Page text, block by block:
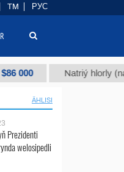
Natriý hlorly (nahar
ÄHLISI
Prezidenti
welosipedli
TM РУС